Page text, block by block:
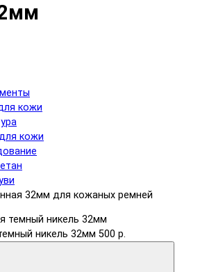
кожи
кожи
32мм для кожаных ремней
никель 32мм 500 р.